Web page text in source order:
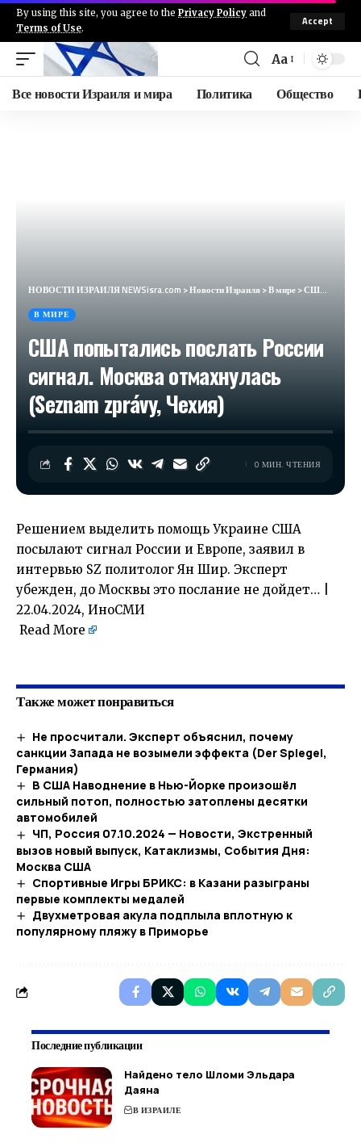
By using this site, you agree to the Privacy Policy and
Terms of Use.
Accept
Aa
Все новости Израиля и мира Политика Общество
НОВОСТИ ИЗРАИЛЯ NEWSisra.com >Новости Израиля>В мире>США попытались послать России сигнал. Москва отмахнулась (Seznam zprávy, Чехия)
В МИРЕ
США попытались послать России
сигнал. Москва отмахнулась
(Seznam zprávy, Чехия)
0 МИН. ЧТЕНИЯ
Решением выделить помощь Украине США
посылают сигнал России и Европе, заявил в
интервью SZ политолог Ян Шир. Эксперт
убежден, до Москвы это послание не дойдет… |
22.04.2024, ИноСМИ
Read More
Также может понравиться
Не просчитали. Эксперт объяснил, почему
санкции Запада не возымели эффекта (Der Spiegel,
Германия)
В США Наводнение в Нью-Йорке произошёл
сильный потоп, полностью затоплены десятки
автомобилей
ЧП, Россия 07.10.2024 — Новости, Экстренный
вызов новый выпуск, Катаклизмы, События Дня:
Москва США
Спортивные Игры БРИКС: в Казани разыграны
первые комплекты медалей
Двухметровая акула подплыла вплотную к
популярному пляжу в Приморье
Последние публикации
Найдено тело Шломи Эльдара
Даяна
В ИЗРАИЛЕ